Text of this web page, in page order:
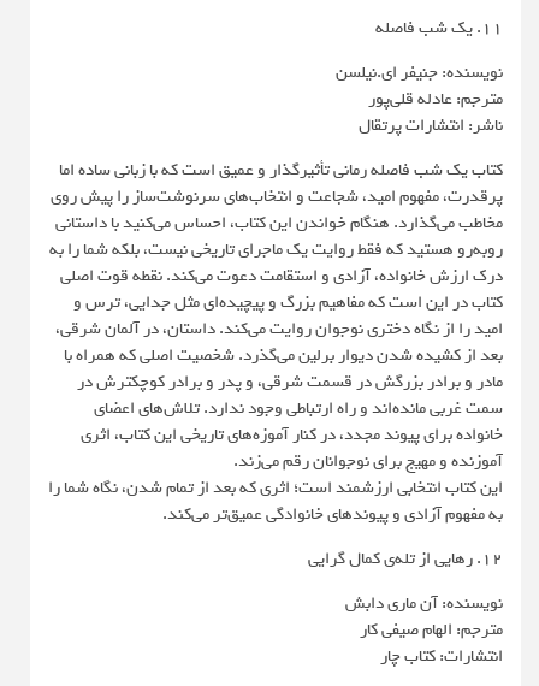
11. یک شب فاصله
نویسنده: جنیفر ای.نیلسن
مترجم: عادله قلی‌پور
ناشر: انتشارات پرتقال
کتاب یک شب فاصله رمانی تأثیرگذار و عمیق است که با زبانی ساده اما
پرقدرت، مفهوم امید، شجاعت و انتخاب‌های سرنوشت‌ساز را پیش روی
مخاطب می‌گذارد. هنگام خواندن این کتاب، احساس می‌کنید با داستانی
روبه‌رو هستید که فقط روایت یک ماجرای تاریخی نیست، بلکه شما را به
درک ارزش خانواده، آزادی و استقامت دعوت می‌کند. نقطه قوت اصلی
کتاب در این است که مفاهیم بزرگ و پیچیده‌ای مثل جدایی، ترس و
امید را از نگاه دختری نوجوان روایت می‌کند. داستان، در آلمان شرقی،
بعد از کشیده شدن دیوار برلین می‌گذرد. شخصیت اصلی که همراه با
مادر و برادر بزرگش در قسمت شرقی، و پدر و برادر کوچکترش در
سمت غربی مانده‌اند و راه ارتباطی وجود ندارد. تلاش‌های اعضای
خانواده برای پیوند مجدد، در کنار آموزه‌های تاریخی این کتاب، اثری
آموزنده و مهیج برای نوجوانان رقم می‌زند.
این کتاب انتخابی ارزشمند است؛ اثری که بعد از تمام شدن، نگاه شما را
به مفهوم آزادی و پیوندهای خانوادگی عمیق‌تر می‌کند.
12. رهایی از تله‌ی کمال گرایی
نویسنده: آن ماری دابش
مترجم: الهام صیفی کار
انتشارات: کتاب چار